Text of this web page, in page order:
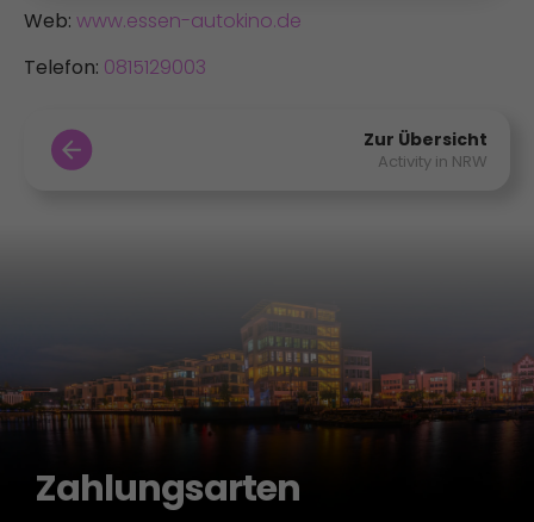
Web: www.essen-autokino.de
Telefon: 0815129003
Zur Übersicht
Activity in NRW
Zahlungsarten